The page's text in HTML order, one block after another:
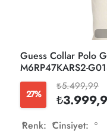
Guess Collar Polo
M6RP47KARS2-
27%
₺5.499,99
Renk: Cinsiyet: